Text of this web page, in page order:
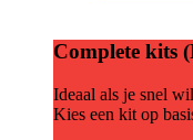
Complete kits
Ideaal als je snel
Kies een kit op